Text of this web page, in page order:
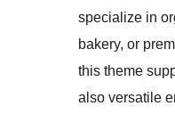
specialize in
bakery, or
this theme
also versatile